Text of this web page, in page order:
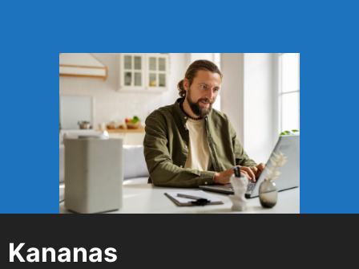
Kananas